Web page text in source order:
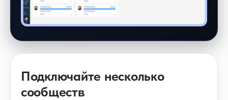
Подключайте несколько
сообществ